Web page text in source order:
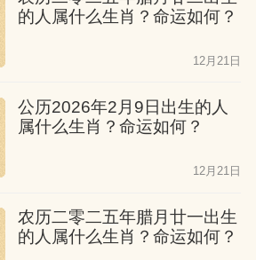
的人属什么生肖？命运如何？
12月21日
公历2026年2月9日出生的人
属什么生肖？命运如何？
12月21日
农历二零二五年腊月廿一出生
的人属什么生肖？命运如何？